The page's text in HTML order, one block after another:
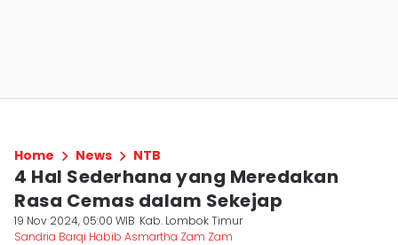
Home News NTB
4 Hal Sederhana yang Meredakan
Rasa Cemas dalam Sekejap
19 Nov 2024, 05:00 WIB Kab. Lombok Timur
Sandria Barqi Habib Asmartha Zam Zam